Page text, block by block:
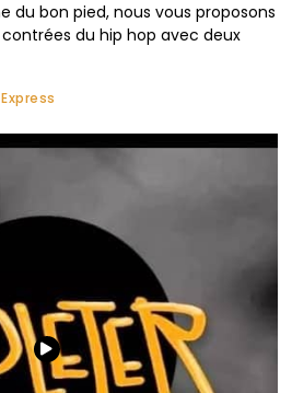
du bon pied, nous vous proposons
du hip hop avec deux